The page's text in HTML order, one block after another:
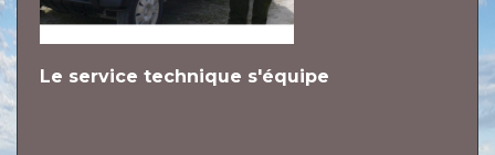
Le service technique s'équipe